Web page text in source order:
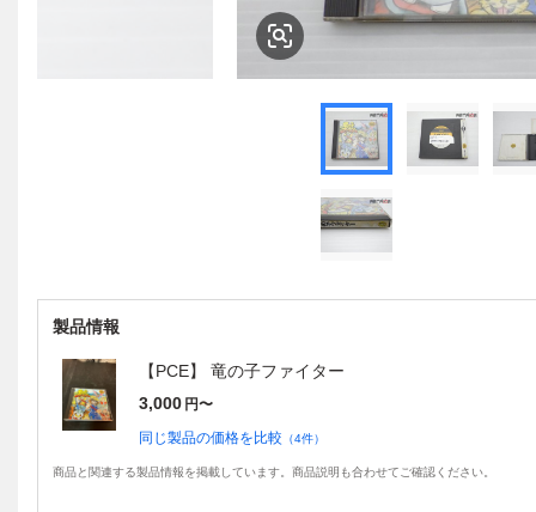
製品情報
【PCE】 竜の子ファイター
3,000 円〜
同じ製品の価格を比較 （4件）
商品と関連する製品情報を掲載しています。商品説明も合わせてご確認ください。